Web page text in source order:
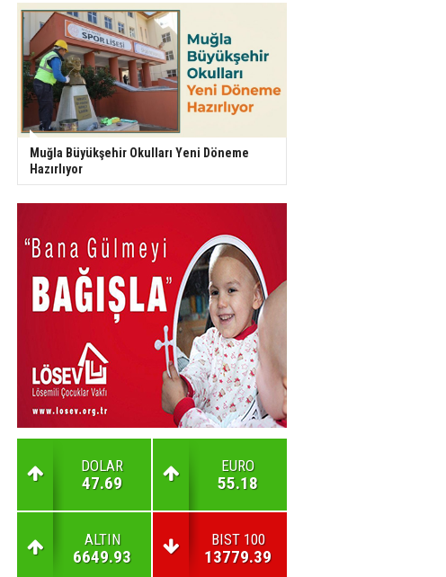
Muğla Büyükşehir Okulları Yeni Döneme
Hazırlıyor
DOLAR
47.69
EURO
55.18
ALTIN
6649.93
BIST 100
13779.39